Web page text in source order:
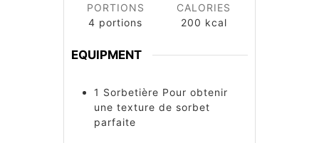
PORTIONS
4 portions
CALORIES
200 kcal
EQUIPMENT
1 Sorbetière Pour obtenir
une texture de sorbet
parfaite